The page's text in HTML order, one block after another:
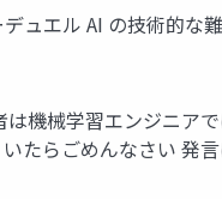
ュエル AI の技術的な
機械学習エンジニア
たらごめんなさい 発